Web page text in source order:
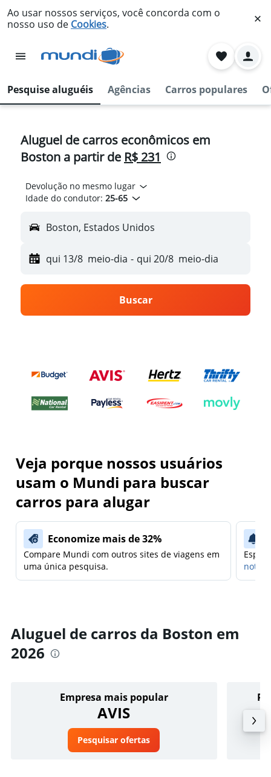
Ao usar nossos serviços, você concorda com o
nosso uso de Cookies.
Pesquise aluguéis Agências Carros populares
Aluguel de carros econômicos em
Boston a partir de R$ 231
Devolução no mesmo lugar
Idade do condutor: 25-65
Boston, Estados Unidos
qui 13/8 meio-dia - qui 20/8 meio-dia
Buscar
Veja porque nossos usuários
usam o Mundi para buscar
carros para alugar
Economize mais de 32%
Compare Mundi com outros sites de viagens em
uma única pesquisa.
Aluguel de carros da Boston em
2026
Empresa mais popular
AVIS
Pesquisar ofertas